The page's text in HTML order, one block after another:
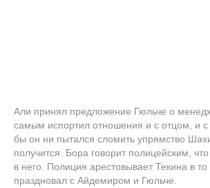
Али принял предложение Гюльче о
самым испортил отношения и с отцом, и с
бы он ни пытался сломить упрямство
получится. Бора говорит полицейским,
в него. Полиция арестовывает Текина в
праздновал с Айдемиром и Гюльче.